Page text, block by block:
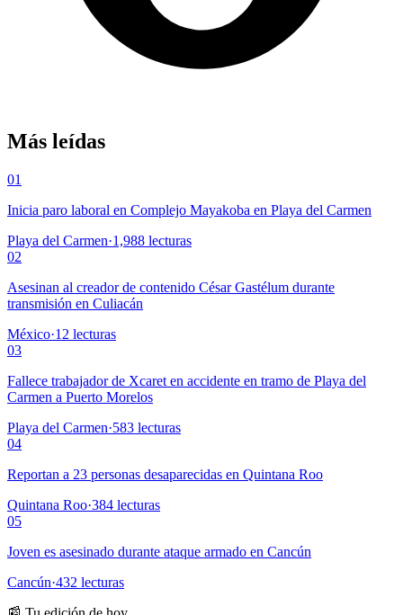
Más leídas
01
Inicia paro laboral en Complejo Mayakoba en Playa del Carmen
Playa del Carmen·1,988 lecturas
02
Asesinan al creador de contenido César Gastélum durante
transmisión en Culiacán
México·12 lecturas
03
Fallece trabajador de Xcaret en accidente en tramo de Playa del
Carmen a Puerto Morelos
Playa del Carmen·583 lecturas
04
Reportan a 23 personas desaparecidas en Quintana Roo
Quintana Roo·384 lecturas
05
Joven es asesinado durante ataque armado en Cancún
Cancún·432 lecturas